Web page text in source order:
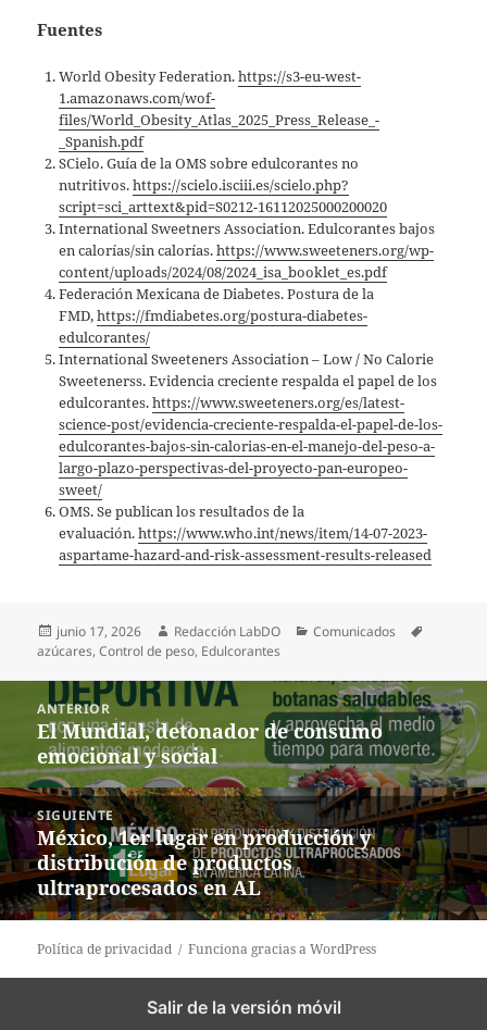
Fuentes
World Obesity Federation.https://s3-eu-west-
1.amazonaws.com/wof-
files/World_Obesity_Atlas_2025_Press_Release_-
_Spanish.pdf
SCielo. Guía de la OMS sobre edulcorantes no
nutritivos.https://scielo.isciii.es/scielo.php?
script=sci_arttext&pid=S0212-16112025000200020
International Sweetners Association. Edulcorantes bajos
en calorías/sin calorías.https://www.sweeteners.org/wp-
content/uploads/2024/08/2024_isa_booklet_es.pdf
Federación Mexicana de Diabetes. Postura de la
FMD,https://fmdiabetes.org/postura-diabetes-
edulcorantes/
International Sweeteners Association – Low / No Calorie
Sweetenerss. Evidencia creciente respalda el papel de los
edulcorantes.https://www.sweeteners.org/es/latest-
science-post/evidencia-creciente-respalda-el-papel-de-los-
edulcorantes-bajos-sin-calorias-en-el-manejo-del-peso-a-
largo-plazo-perspectivas-del-proyecto-pan-europeo-
sweet/
OMS. Se publican los resultados de la
evaluación.https://www.who.int/news/item/14-07-2023-
aspartame-hazard-and-risk-assessment-results-released
Publicado
el
junio 17, 2026 Autor
Redacción LabDO Categorías
Comunicados
azúcares,Control de peso, Edulcorantes
Navegación
entradas
ANTERIOR
Entrada
anterior:
El Mundial, detonador de consumo
emocional y social
SIGUIENTE
Entrada
siguiente:
México, 1er lugar en producción y
distribución de productos
ultraprocesados en AL
Política de privacidad Funciona gracias a WordPress
Salir de la versión móvil